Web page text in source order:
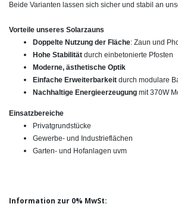
Beide Varianten lassen sich sicher und stabil an
Vorteile unseres Solarzauns
Doppelte Nutzung der Fläche: Zaun und
Hohe Stabilität durch einbetonierte Pfosten
Moderne, ästhetische Optik
Einfache Erweiterbarkeit durch modulare
Nachhaltige Energieerzeugung mit 370W
Einsatzbereiche
Privatgrundstücke
Gewerbe- und Industrieflächen
Garten- und Hofanlagen uvm
Information zur 0% MwSt: